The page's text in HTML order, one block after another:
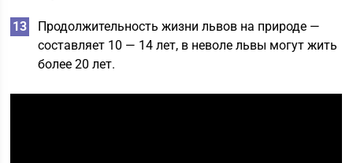
Продолжительность жизни львов на природе —
составляет 10 — 14 лет, в неволе львы могут жить
более 20 лет.